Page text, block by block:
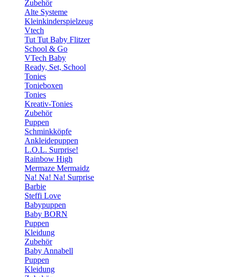
Zubehör
Alte Systeme
Kleinkinderspielzeug
Vtech
Tut Tut Baby Flitzer
School & Go
VTech Baby
Ready, Set, School
Tonies
Tonieboxen
Tonies
Kreativ-Tonies
Zubehör
Puppen
Schminkköpfe
Ankleidepuppen
L.O.L. Surprise!
Rainbow High
Mermaze Mermaidz
Na! Na! Na! Surprise
Barbie
Steffi Love
Babypuppen
Baby BORN
Puppen
Kleidung
Zubehör
Baby Annabell
Puppen
Kleidung